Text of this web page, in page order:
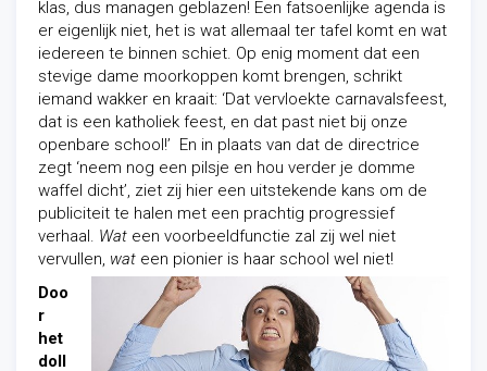
klas, dus managen geblazen! Een fatsoenlijke agenda is
er eigenlijk niet, het is wat allemaal ter tafel komt en wat
iedereen te binnen schiet. Op enig moment dat een
stevige dame moorkoppen komt brengen, schrikt
iemand wakker en kraait: ‘Dat vervloekte carnavalsfeest,
dat is een katholiek feest, en dat past niet bij onze
openbare school!’ En in plaats van dat de directrice
zegt ‘neem nog een pilsje en hou verder je domme
waffel dicht’, ziet zij hier een uitstekende kans om de
publiciteit te halen met een prachtig progressief
verhaal. Wat een voorbeeldfunctie zal zij wel niet
vervullen, wat een pionier is haar school wel niet!
Doo
r
het
doll